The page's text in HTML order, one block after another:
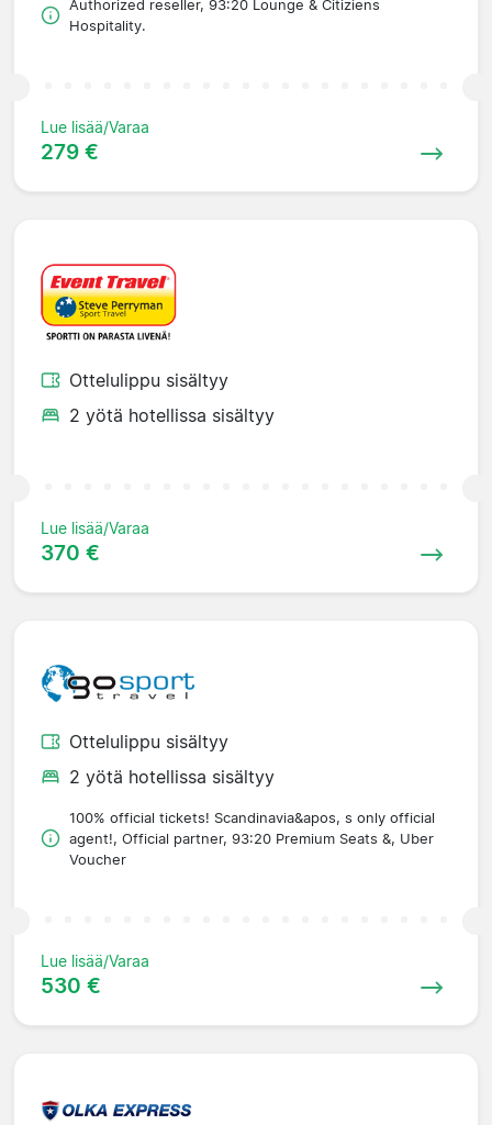
Authorized reseller, 93:20 Lounge & Citiziens
Hospitality.
Lue lisää/Varaa
279 €
Ottelulippu sisältyy
2 yötä hotellissa sisältyy
Lue lisää/Varaa
370 €
Ottelulippu sisältyy
2 yötä hotellissa sisältyy
100% official tickets! Scandinavia&apos, s only official
agent!, Official partner, 93:20 Premium Seats &, Uber
Voucher
Lue lisää/Varaa
530 €